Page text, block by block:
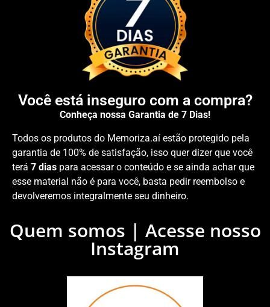
Você está inseguro com a compra?
Conheça nossa Garantia de 7 Dias!
Todos os produtos do Memoriza.aí estão protegido pela
garantia de 100% de satisfação, isso quer dizer que você
terá 7 dias para acessar o conteúdo e se ainda achar que
esse material não é para você, basta pedir reembolso e
devolveremos integralmente seu dinheiro.
Quem somos | Acesse nosso
Instagram